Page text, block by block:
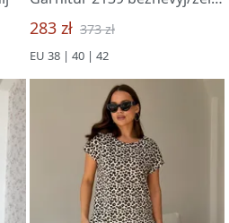
283 zł 373 zł
EU 38 | 40 | 42